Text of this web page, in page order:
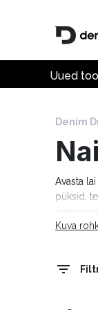
Uued
Denim
Avasta
püksid,
Tommy
Kuva